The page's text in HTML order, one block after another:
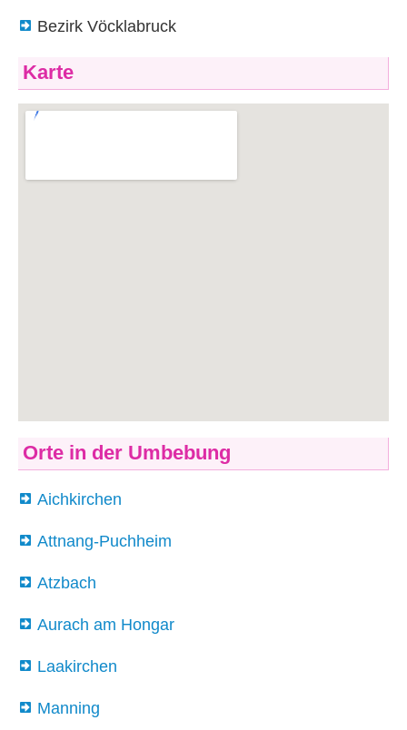
Bezirk Vöcklabruck
Karte
Orte in der Umbebung
Aichkirchen
Attnang-Puchheim
Atzbach
Aurach am Hongar
Laakirchen
Manning